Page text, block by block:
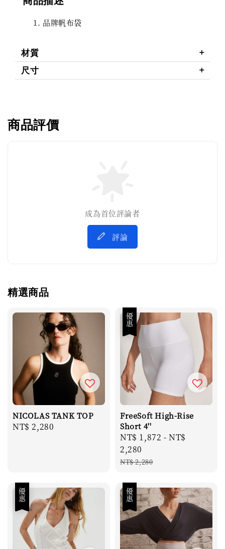
品牌帆布袋
材質
尺寸
商品評價
成為首位評論者
評論
精選商品
NICOLAS TANK TOP
Regular
NT$ 2,280
優惠
FreeSoft High-Rise
Short 4''
Sale
price
NT$ 1,872 -NT$
2,280
Regular
NT$ 2,280
優惠 優惠